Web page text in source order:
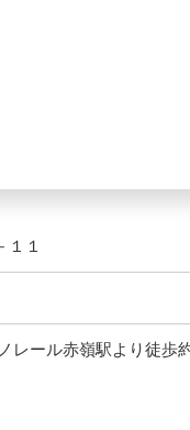
１
レール赤嶺駅より徒歩